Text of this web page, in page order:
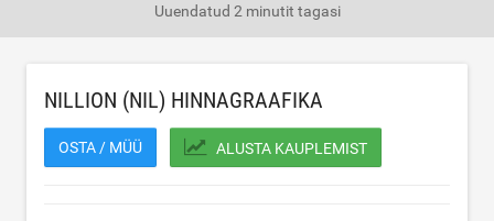
Uuendatud 2 minutit tagasi
NILLION (NIL) HINNAGRAAFIKA
OSTA / MÜÜ ALUSTA KAUPLEMIST